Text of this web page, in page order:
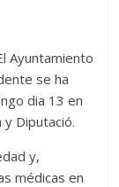
Ayuntamiento
se ha
dia 13 en
y Diputació.
y,
médicas en